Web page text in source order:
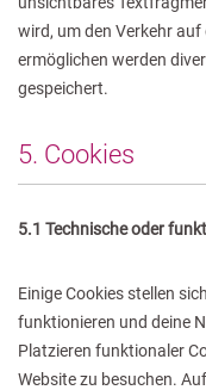
wird, um den Verkehr auf
ermöglichen werden
gespeichert.
5. Cookies
5.1 Technische oder
Einige Cookies stellen
funktionieren und deine
Platzieren funktionaler
Website zu besuchen.